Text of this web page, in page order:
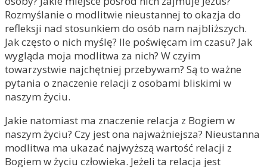
Rozmyślanie o modlitwie nieustannej to okazja do
refleksji nad stosunkiem do osób nam najbliższych.
Jak często o nich myślę? Ile poświęcam im czasu? Jak
wygląda moja modlitwa za nich? W czyim
towarzystwie najchętniej przebywam? Są to ważne
pytania o znaczenie relacji z osobami bliskimi w
naszym życiu.
Jakie natomiast ma znaczenie relacja z Bogiem w
naszym życiu? Czy jest ona najważniejsza? Nieustanna
modlitwa ma ukazać najwyższą wartość relacji z
Bogiem w życiu człowieka. Jeżeli ta relacja jest